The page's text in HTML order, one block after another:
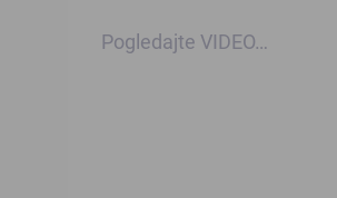
Pogledajte VIDEO…